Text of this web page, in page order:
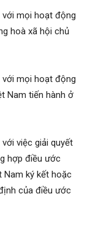
mọi hoạt động
hoà xã hội chủ
mọi hoạt động
Nam tiến hành ở
việc giải quyết
hợp điều ước
Nam ký kết hoặc
của điều ước